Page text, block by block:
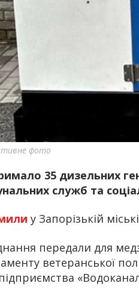
фото
35 дизельних
служб та
у Запорізькій
передали для
ветеранської